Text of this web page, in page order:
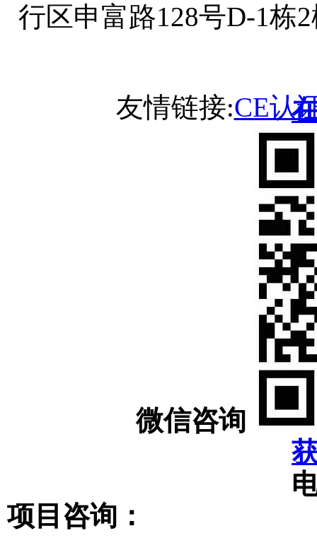
行区申富路128号D-1
友情链接:CE认
微信咨询
项目咨询：